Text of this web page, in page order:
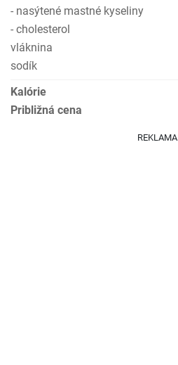
- nasýtené mastné kyseliny
- cholesterol
vláknina
sodík
Kalórie
Približná cena
REKLAMA